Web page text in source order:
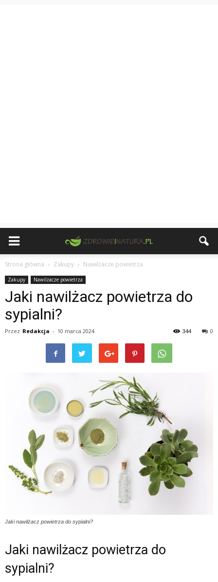
Strona główna Zakupy Nawilżacze powietrza
Zakupy Nawilżacze powietrza
Jaki nawilżacz powietrza do
sypialni?
Przez Redakcja - 10 marca 2024 0
344
Jaki nawilżacz powietrza do sypialni?
Jaki nawilżacz powietrza do
sypialni?